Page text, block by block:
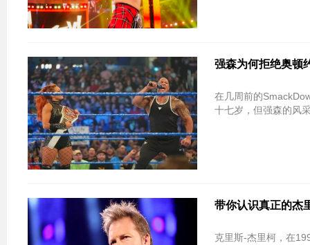
强森为何拒绝奥顿
在几周前的
十七岁，但强森的风
带你认识真正的杰
克里斯-杰里柯，在